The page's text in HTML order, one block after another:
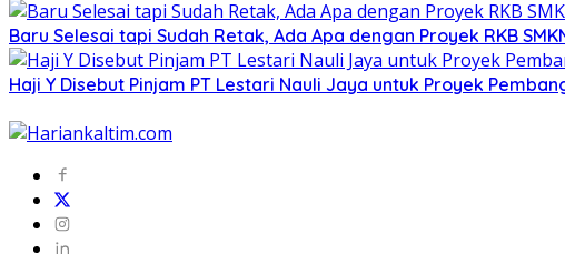
Baru Selesai tapi Sudah Retak, Ada Apa dengan Proyek RKB
Haji Y Disebut Pinjam PT Lestari Nauli Jaya untuk Proyek